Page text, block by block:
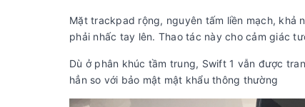
Mặt trackpad rộng, nguyên tấm liền mạch, khả
phải nhấc tay lên. Thao tác này cho cảm giác
Dù ở phân khúc tầm trung, Swift 1 vẫn được
hẳn so với bảo mật mật khẩu thông thường